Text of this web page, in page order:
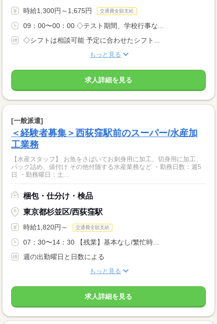
時給1,300円～1,675円 交通費全額支給
09：00〜00：00 ◇テスト期間、学校行事な...
◇シフトは相談可能 予定に合わせたシフト...
もっと見る
求人詳細を見る
[一般派遣]
＜経験者募集＞西荻窪駅前のスーパー/水産加
工業務
【水産スタッフ】 お魚をさばいてお刺身用に加工、切身用に加工、
パック詰め、値付け その他付随する水産業務など ・勤務日数：週5
日 ・勤務曜日：土...
梱包・仕分け・検品
東京都杉並区/西荻窪駅
時給1,820円～ 交通費全額支給
07：30〜14：30 【残業】基本なし/繁忙時...
週の出勤曜日と日数による
もっと見る
求人詳細を見る